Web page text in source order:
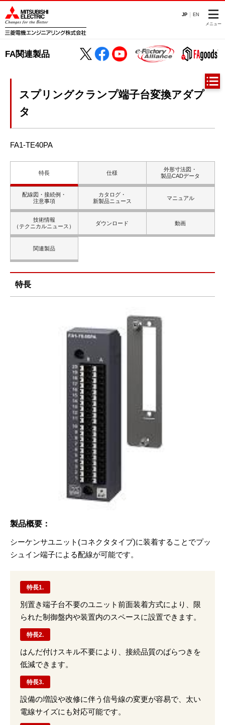
JP EN
メニュー
FA関連製品
スプリングクランプ端子台変換アダプ
タ
FA1-TE40PA
特長 仕様
外形寸法図・
製品CADデータ
配線図・接続例・
注意事項
カタログ・
新製品ニュース
マニュアル
技術情報
（テクニカルニュース）
ダウンロード 動画
関連製品
特長
製品概要：
シーケンサユニット(コネクタタイプ)に装着することでプッ
シュイン端子による配線が可能です。
特長1.
別置き端子台不要のユニット前面装着方式により、限
られた制御盤内や装置内のスペースに設置できます。
特長2.
はんだ付けスキル不要により、接続品質のばらつきを
低減できます。
特長3.
設備の増設や改修に伴う信号線の変更が容易で、太い
電線サイズにも対応可能です。